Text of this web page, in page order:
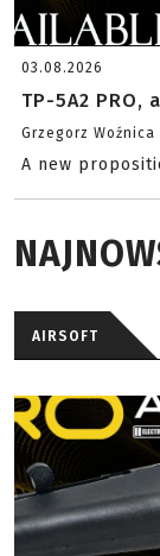
03.08.2026
TP-5A2 PRO,
Grzegorz Woźnica
A new
AIRSOFT